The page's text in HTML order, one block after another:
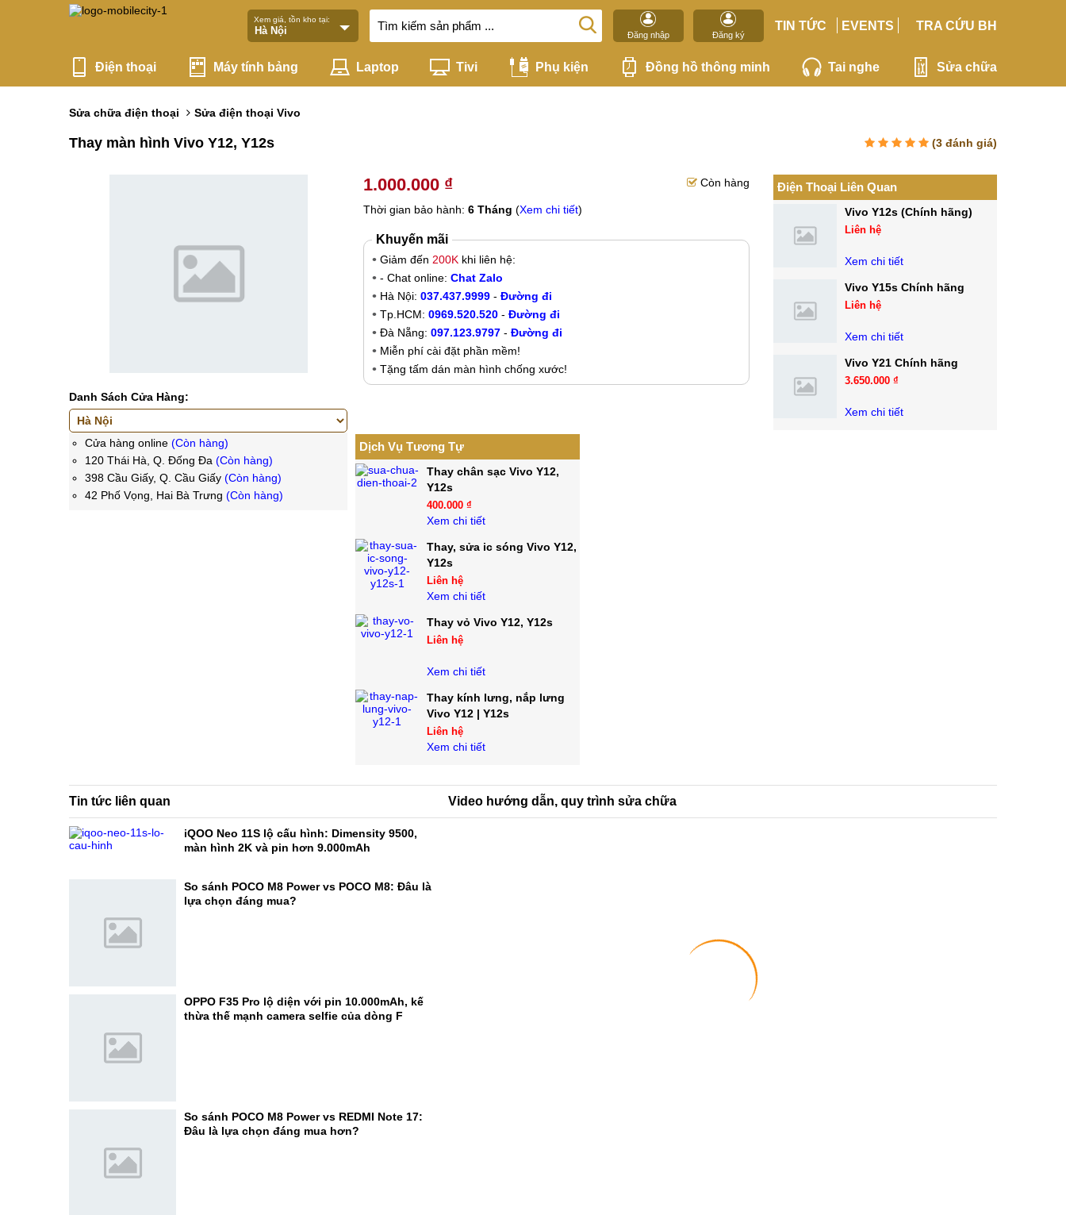
Xem giá, tồn kho tại:
Đăng nhập Đăng ký
TIN TỨC EVENTS TRA CỨU BH
Điện thoại Máy tính bảng Laptop Tivi Phụ kiện Đồng hồ thông minh Tai nghe Sửa chữa
Sửa chữa điện thoại Sửa điện thoại Vivo
Thay màn hình Vivo Y12, Y12s (3 đánh giá)
Danh Sách Cửa Hàng:
Cửa hàng online (Còn hàng)
120 Thái Hà, Q. Đống Đa (Còn hàng)
398 Cầu Giấy, Q. Cầu Giấy (Còn hàng)
42 Phố Vọng, Hai Bà Trưng (Còn hàng)
1.000.000 ₫ Còn hàng
Thời gian bảo hành: 6 Tháng (Xem chi tiết)
Khuyến mãi
Giảm đến 200K khi liên hệ:
- Chat online: Chat Zalo
Hà Nội: 037.437.9999 - Đường đi
Tp.HCM: 0969.520.520 - Đường đi
Đà Nẵng: 097.123.9797 - Đường đi
Miễn phí cài đặt phần mềm!
Tặng tấm dán màn hình chống xước!
Điện Thoại Liên Quan
Vivo Y12s (Chính hãng)
Liên hệ
Xem chi tiết
Vivo Y15s Chính hãng
Liên hệ
Xem chi tiết
Vivo Y21 Chính hãng
3.650.000 ₫
Xem chi tiết
Dịch Vụ Tương Tự
Thay chân sạc Vivo Y12,
Y12s
400.000 ₫
Xem chi tiết
Thay, sửa ic sóng Vivo Y12,
Y12s
Liên hệ
Xem chi tiết
Thay vỏ Vivo Y12, Y12s
Liên hệ
Xem chi tiết
Thay kính lưng, nắp lưng
Vivo Y12 | Y12s
Liên hệ
Xem chi tiết
Tin tức liên quan
iQOO Neo 11S lộ cấu hình: Dimensity 9500,
màn hình 2K và pin hơn 9.000mAh
Video hướng dẫn, quy trình sửa chữa